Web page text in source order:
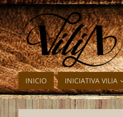
INICIO INICIATIVA VILIA